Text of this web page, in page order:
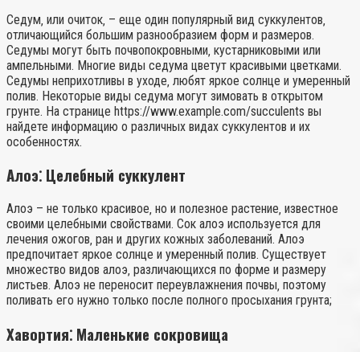
Седум‚ или очиток‚ – еще один популярный вид суккулентов‚
отличающийся большим разнообразием форм и размеров.
Седумы могут быть почвопокровными‚ кустарниковыми или
ампельными. Многие виды седума цветут красивыми цветками.
Седумы неприхотливы в уходе‚ любят яркое солнце и умеренный
полив. Некоторые виды седума могут зимовать в открытом
грунте. На странице https://www.example.com/succulents вы
найдете информацию о различных видах суккулентов и их
особенностях.
Алоэ⁚ Целебный суккулент
Алоэ – не только красивое‚ но и полезное растение‚ известное
своими целебными свойствами. Сок алоэ используется для
лечения ожогов‚ ран и других кожных заболеваний. Алоэ
предпочитает яркое солнце и умеренный полив. Существует
множество видов алоэ‚ различающихся по форме и размеру
листьев. Алоэ не переносит переувлажнения почвы‚ поэтому
поливать его нужно только после полного просыхания грунта;
Хавортия⁚ Маленькие сокровища